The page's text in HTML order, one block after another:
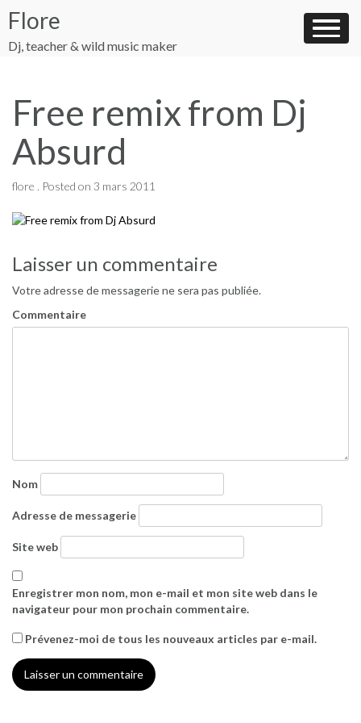
content
Flore
Dj, teacher & wild music maker
Free remix from Dj
Absurd
flore . Posted on 3 mars 2011
de
l’article
Laisser un commentaire
Votre adresse de messagerie ne sera pas publiée.
Commentaire
Nom
Adresse de messagerie
Site web
Enregistrer mon nom, mon e-mail et mon site web dans le
navigateur pour mon prochain commentaire.
Prévenez-moi de tous les nouveaux articles par e-mail.